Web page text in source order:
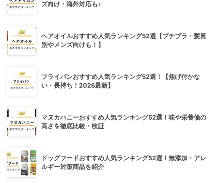
ズ向け・海外対応も♪
ヘアオイルおすすめ人気ランキング52選【プチプラ・髪質
別やメンズ向けも！】
フライパンおすすめ人気ランキング52選！【焦げ付かな
い・長持ち！2026最新】
マヌカハニーおすすめ人気ランキング52選！味や栄養価の
高さを徹底比較・検証
ドッグフードおすすめ人気ランキング52選！無添加・アレ
ルギー対策商品を紹介